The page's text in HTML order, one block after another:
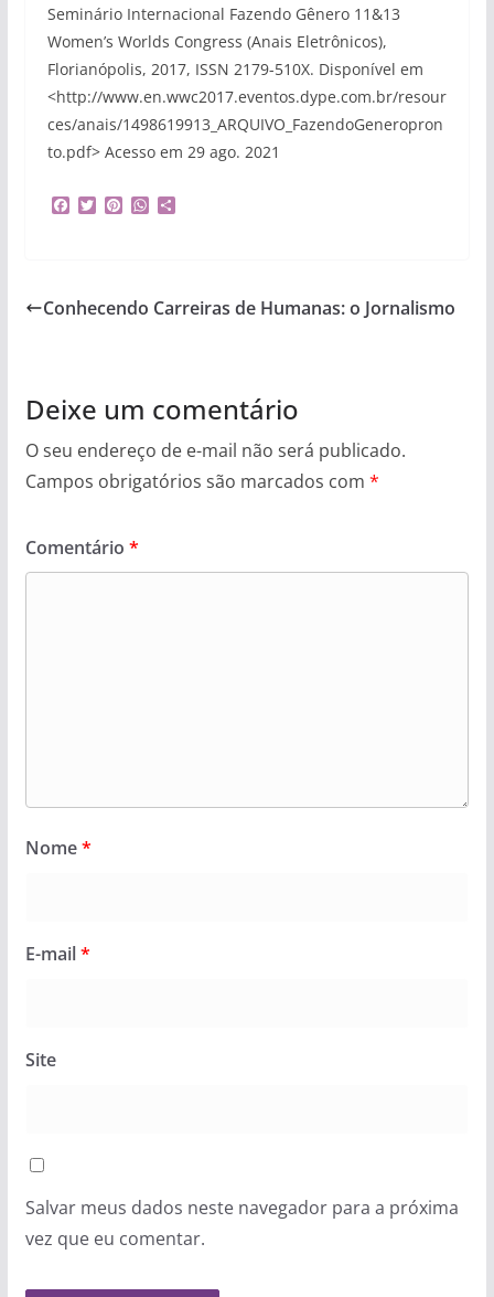
Seminário Internacional Fazendo Gênero 11&13
Women’s Worlds Congress (Anais Eletrônicos),
Florianópolis, 2017, ISSN 2179-510X. Disponível em
<http://www.en.wwc2017.eventos.dype.com.br/resour
ces/anais/1498619913_ARQUIVO_FazendoGeneropron
to.pdf> Acesso em 29 ago. 2021
F
o
T
r
P
e
W
p
S
Conhecendo Carreiras de Humanas: o Jornalismo
Deixe um comentário
O seu endereço de e-mail não será publicado.
Campos obrigatórios são marcados com *
Comentário *
Nome*
E-mail*
Site
Salvar meus dados neste navegador para a próxima
vez que eu comentar.